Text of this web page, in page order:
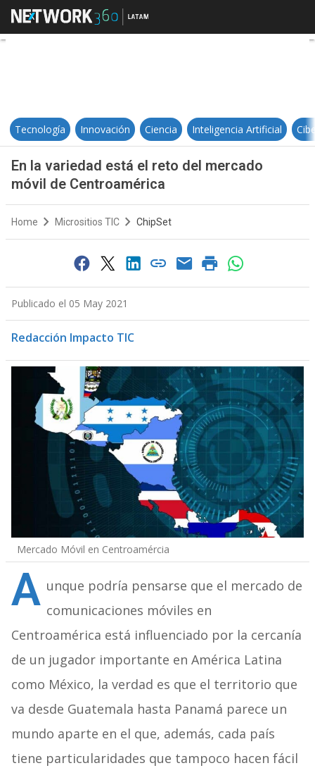
En la variedad está el reto del
Tecnología Innovación Ciencia Inteligencia Artificial
En la variedad está el reto del mercado
móvil de Centroamérica
Home Micrositios TIC ChipSet
Publicado el 05 May 2021
Redacción Impacto TIC
Mercado Móvil en Centroamércia
A unque podría pensarse que el mercado de
comunicaciones móviles en
Centroamérica está influenciado por la cercanía
de un jugador importante en América Latina
como México, la verdad es que el territorio que
va desde Guatemala hasta Panamá parece un
mundo aparte en el que, además, cada país
tiene particularidades que tampoco hacen fácil